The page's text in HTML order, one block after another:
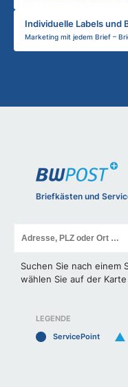
Individuelle Labels und
Marketing mit jedem Brief –
Briefkästen und
Suchen Sie nach einem
wählen Sie auf der
LEGENDE
ServicePoint